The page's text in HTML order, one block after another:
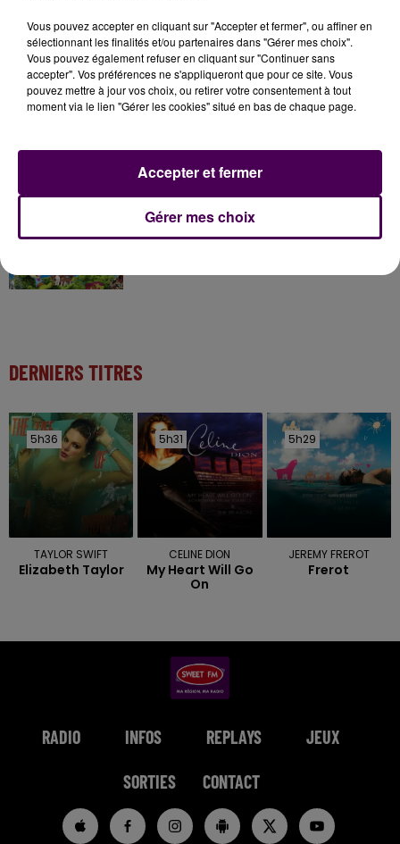
7 août 2026
Gagnez vos pass pour le V and B Fest' 2026 !
7 août 2026
DERNIERS TITRES
5h36
5h36
TAYLOR SWIFT
Elizabeth Taylor
5h31
5h31
CELINE DION
My Heart Will Go
On
5h29
5h29
JEREMY FREROT
Frerot
RADIO INFOS REPLAYS JEUX
SORTIES CONTACT
Vous pouvez accepter en cliquant sur "Accepter et fermer", ou affiner en
sélectionnant les finalités et/ou partenaires dans "Gérer mes choix".
Vous pouvez également refuser en cliquant sur "Continuer sans
accepter". Vos préférences ne s'appliqueront que pour ce site. Vous
pouvez mettre à jour vos choix, ou retirer votre consentement à tout
moment via le lien "Gérer les cookies" situé en bas de chaque page.
Gérer mes choix
Accepter et fermer